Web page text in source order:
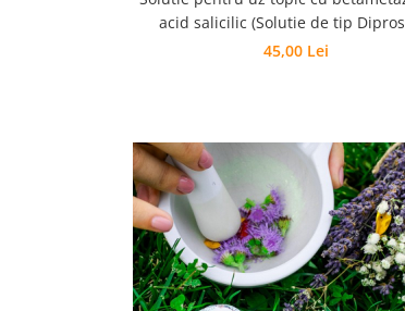
acid salicilic (Solutie de tip
45,00 Lei